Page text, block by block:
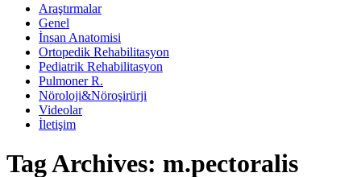
Araştırmalar
Genel
İnsan Anatomisi
Ortopedik Rehabilitasyon
Pediatrik Rehabilitasyon
Pulmoner R.
Nöroloji&Nöroşirürji
Videolar
İletişim
Tag Archives: m.pectoralis